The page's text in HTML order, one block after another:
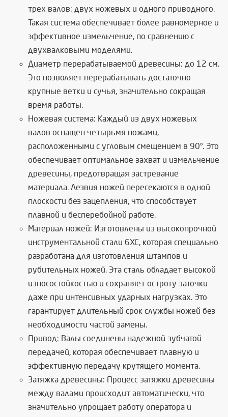
трех валов: двух ножевых и одного приводного.
Такая система обеспечивает более равномерное и
эффективное измельчение, по сравнению с
двухвалковыми моделями.
Диаметр перерабатываемой древесины: до 12 см.
Это позволяет перерабатывать достаточно
крупные ветки и сучья, значительно сокращая
время работы.
Ножевая система: Каждый из двух ножевых
валов оснащен четырьмя ножами,
расположенными с угловым смещением в 90°. Это
обеспечивает оптимальное захват и измельчение
древесины, предотвращая застревание
материала. Лезвия ножей пересекаются в одной
плоскости без зацепления, что способствует
плавной и бесперебойной работе.
Материал ножей: Изготовлены из высокопрочной
инструментальной стали 6ХС, которая специально
разработана для изготовления штампов и
рубительных ножей. Эта сталь обладает высокой
износостойкостью и сохраняет остроту заточки
даже при интенсивных ударных нагрузках. Это
гарантирует длительный срок службы ножей без
необходимости частой замены.
Привод: Валы соединены надежной зубчатой
передачей, которая обеспечивает плавную и
эффективную передачу крутящего момента.
Затяжка древесины: Процесс затяжки древесины
между валами происходит автоматически, что
значительно упрощает работу оператора и